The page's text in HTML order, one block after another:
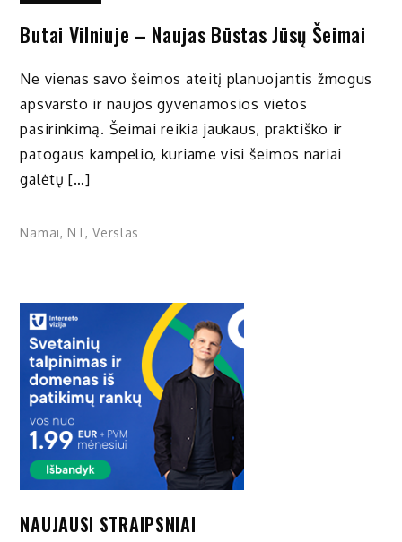
Butai Vilniuje – Naujas Būstas Jūsų Šeimai
Ne vienas savo šeimos ateitį planuojantis žmogus
apsvarsto ir naujos gyvenamosios vietos
pasirinkimą. Šeimai reikia jaukaus, praktiško ir
patogaus kampelio, kuriame visi šeimos nariai
galėtų […]
Namai, NT,Verslas
NAUJAUSI STRAIPSNIAI